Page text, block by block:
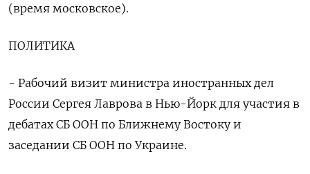
(время московское).
ПОЛИТИКА
- Рабочий визит министра иностранных дел
России Сергея Лаврова в Нью-Йорк для участия в
дебатах СБ ООН по Ближнему Востоку и
заседании СБ ООН по Украине.